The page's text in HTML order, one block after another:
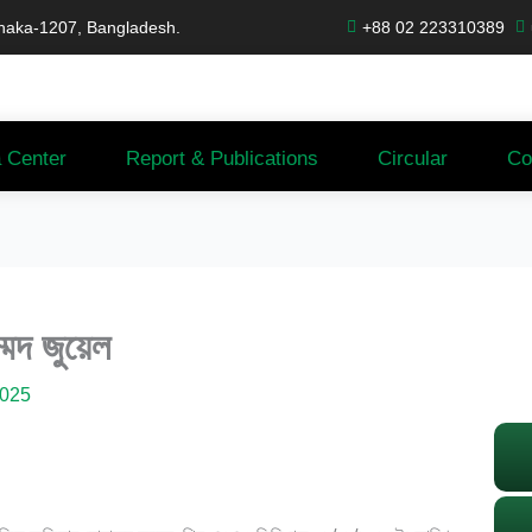
1207, Bangladesh. +88 02 223310389
Center Report & Publications Circular
জুয়েল